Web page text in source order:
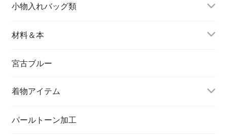
バングル＆ブレスレット
ペンダント
ブローチ
名刺入れ
メッセージカード
一筆箋
小物入れバッグ類
バッグ
材料＆本
ハンドメイドキット
宮古ブルー
着物アイテム
パールトーン加工